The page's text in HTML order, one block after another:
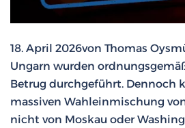
18. April 2026von Thomas
Ungarn wurden
Betrug durchgeführt. Dennoch
massiven Wahleinmischung
nicht von Moskau oder